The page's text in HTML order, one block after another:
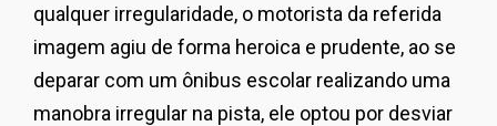
qualquer irregularidade, o motorista da referida
imagem agiu de forma heroica e prudente, ao se
deparar com um ônibus escolar realizando uma
manobra irregular na pista, ele optou por desviar